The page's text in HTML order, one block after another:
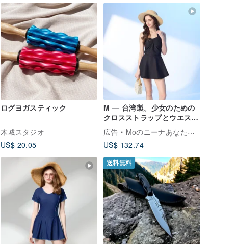
ログヨガスティック
木城スタジオ
US$ 20.05
M — 台湾製。少女のための
クロスストラップとウエスト
リボン付きワンピース水着、
フレンチスタイル。
広告
Moのニーナあなたのスタイル
US$ 132.74
送料無料